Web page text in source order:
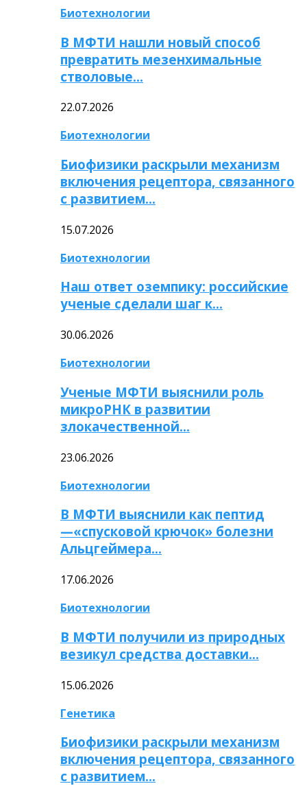
Биотехнологии
В МФТИ нашли новый способ
превратить мезенхимальные
стволовые…
22.07.2026
Биотехнологии
Биофизики раскрыли механизм
включения рецептора, связанного
с развитием…
15.07.2026
Биотехнологии
Наш ответ оземпику: российские
ученые сделали шаг к…
30.06.2026
Биотехнологии
Ученые МФТИ выяснили роль
микроРНК в развитии
злокачественной…
23.06.2026
Биотехнологии
В МФТИ выяснили как пептид
—«спусковой крючок» болезни
Альцгеймера…
17.06.2026
Биотехнологии
В МФТИ получили из природных
везикул средства доставки…
15.06.2026
Генетика
Биофизики раскрыли механизм
включения рецептора, связанного
с развитием…